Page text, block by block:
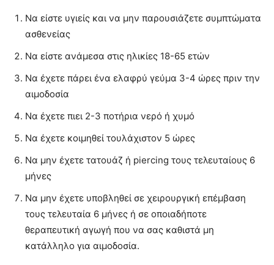
Να είστε υγιείς και να μην παρουσιάζετε συμπτώματα
ασθενείας
Να είστε ανάμεσα στις ηλικίες 18-65 ετών
Να έχετε πάρει ένα ελαφρύ γεύμα 3-4 ώρες πριν την
αιμοδοσία
Να έχετε πιει 2-3 ποτήρια νερό ή χυμό
Να έχετε κοιμηθεί τουλάχιστον 5 ώρες
Να μην έχετε τατουάζ ή piercing τους τελευταίους 6
μήνες
Να μην έχετε υποβληθεί σε χειρουργική επέμβαση
τους τελευταία 6 μήνες ή σε οποιαδήποτε
θεραπευτική αγωγή που να σας καθιστά μη
κατάλληλο για αιμοδοσία.